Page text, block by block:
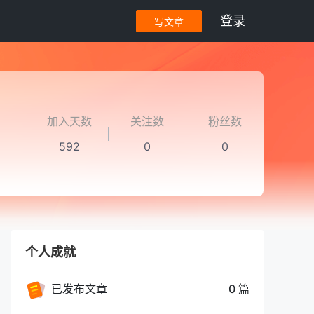
写文章 登录
加入天数
592
关注数
0
粉丝数
0
个人成就
已发布文章 0 篇